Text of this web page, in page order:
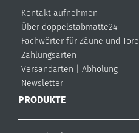
Kontakt aufnehmen
Über doppelstabmatte24
Fachwörter für Zäune und Tore
Zahlungsarten
Versandarten
Abholung
Newsletter
PRODUKTE